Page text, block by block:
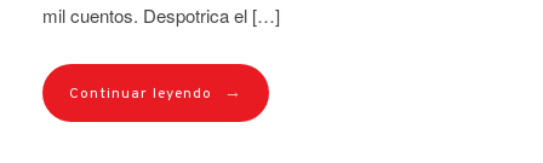
mil cuentos. Despotrica el […]
Continuar leyendo →